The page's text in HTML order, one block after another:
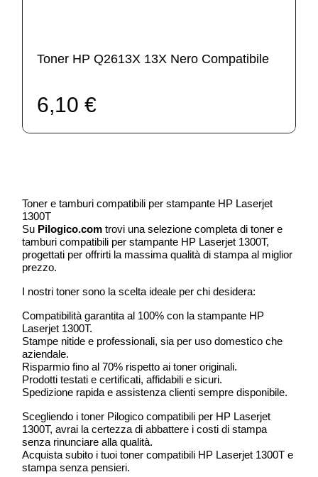
Toner HP Q2613X 13X Nero Compatibile
6,10 €
Toner e tamburi compatibili per stampante HP Laserjet
1300T
Su Pilogico.com trovi una selezione completa di toner e
tamburi compatibili per stampante HP Laserjet 1300T,
progettati per offrirti la massima qualità di stampa al miglior
prezzo.
I nostri toner sono la scelta ideale per chi desidera:
Compatibilità garantita al 100% con la stampante HP
Laserjet 1300T.
Stampe nitide e professionali, sia per uso domestico che
aziendale.
Risparmio fino al 70% rispetto ai toner originali.
Prodotti testati e certificati, affidabili e sicuri.
Spedizione rapida e assistenza clienti sempre disponibile.
Scegliendo i toner Pilogico compatibili per HP Laserjet
1300T, avrai la certezza di abbattere i costi di stampa
senza rinunciare alla qualità.
Acquista subito i tuoi toner compatibili HP Laserjet 1300T e
stampa senza pensieri.